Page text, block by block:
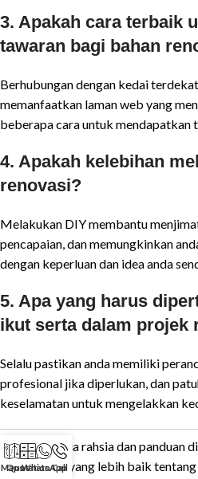
3. Apakah cara terbaik
tawaran bagi bahan
Berhubungan dengan kedai
memanfaatkan laman web yang
beberapa cara untuk mendapatkan
4. Apakah kelebihan
renovasi?
Melakukan DIY membantu
pencapaian, dan memungkinkan
dengan keperluan dan idea anda
5. Apa yang harus
ikut serta dalam projek
Selalu pastikan anda memiliki
profesional jika diperlukan, dan
keselamatan untuk mengelakkan
Melalui semua rahsia dan panduan
pemahaman yang lebih baik
Maps
Quotation
WhatsApp
Call